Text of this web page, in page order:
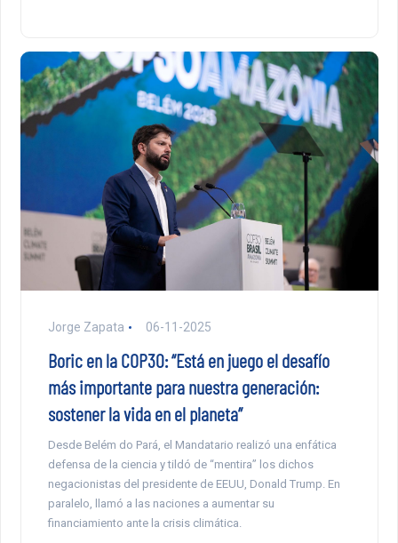
Jorge Zapata 06-11-2025
Boric en la COP30: “Está en juego el desafío
más importante para nuestra generación:
sostener la vida en el planeta”
Desde Belém do Pará, el Mandatario realizó una enfática
defensa de la ciencia y tildó de “mentira” los dichos
negacionistas del presidente de EEUU, Donald Trump. En
paralelo, llamó a las naciones a aumentar su
financiamiento ante la crisis climática.